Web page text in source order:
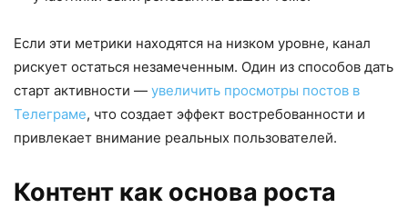
Если эти метрики находятся на низком уровне, канал
рискует остаться незамеченным. Один из способов дать
старт активности — увеличить просмотры постов в
Телеграме, что создает эффект востребованности и
привлекает внимание реальных пользователей.
Контент как основа роста